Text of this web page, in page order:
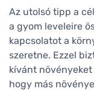
Az utolsó tipp a
a gyom leveleire
kapcsolatot a
szeretne. Ezzel
kívánt növényeket
hogy más